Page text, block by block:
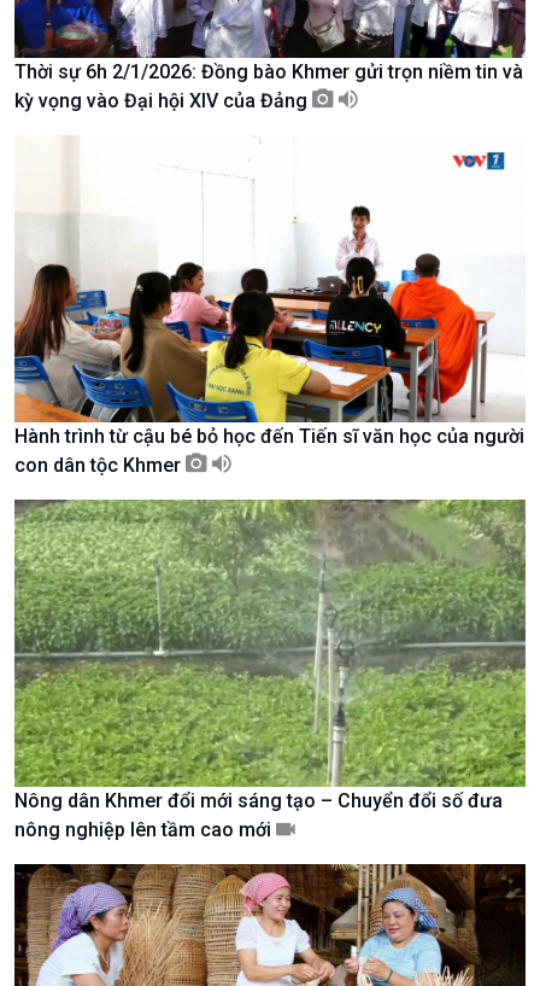
Xã hội
Tin Đời sống & Xã hội
360 độ Sức khỏe
Chuyển đổi Xanh
Tài nguyên và Môi trường
Chuyên gia của bạn
Xã hội chuyển động
Bước chân đến trường
Khoa học & Công nghệ
Tin Khoa học & Công nghệ
Kết nối công nghệ
khí hậu
Thời sự 6h 2/1/2026: Đồng bào Khmer gửi trọn niềm tin và
kỳ vọng vào Đại hội XIV của Đảng
Hành trình từ cậu bé bỏ học đến Tiến sĩ văn học của người
con dân tộc Khmer
Nông dân Khmer đổi mới sáng tạo – Chuyển đổi số đưa
nông nghiệp lên tầm cao mới